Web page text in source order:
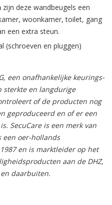
zijn deze wandbeugels een
woonkamer, toilet, gang
een extra steun.
(schroeven en pluggen)
een onafhankelijke keurings-
sterkte en langdurige
of de producten nog
geproduceerd en of er een
SecuCare is een merk van
een oer-hollands
en is marktleider op het
aan de DHZ,
daarbuiten.